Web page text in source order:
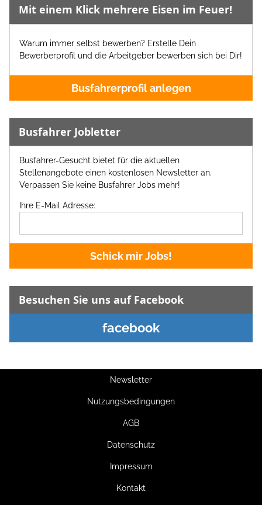
Mit einem Klick mehrere Eisen im Feuer!
Warum immer selbst bewerben? Erstelle Dein
Bewerberprofil und die Arbeitgeber bewerben sich bei Dir!
Busfahrerprofil anlegen
Busfahrer Jobletter
Busfahrer-Gesucht bietet für die aktuellen
Stellenangebote einen kostenlosen Newsletter an.
Verpassen Sie keine Busfahrer Jobs mehr!
Ihre E-Mail Adresse:
Schick mir Jobs!
Besuchen Sie uns auf Facebook
facebook
Newsletter
Nutzungsbedingungen
AGB
Datenschutz
Impressum
Kontakt